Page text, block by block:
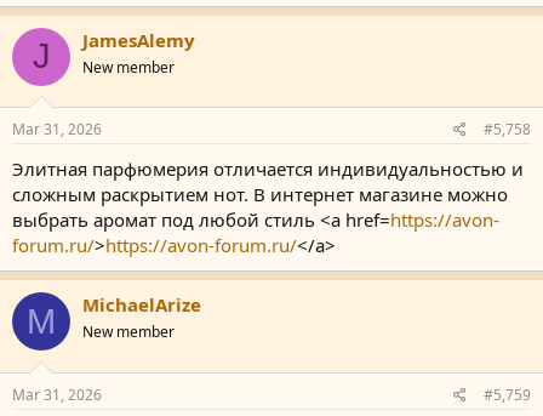
J JamesAlemy
New member
Mar 31, 2026 #5,758
Элитная парфюмерия отличается индивидуальностью и
сложным раскрытием нот. В интернет магазине можно
выбрать аромат под любой стиль <a href=https://avon-
forum.ru/>https://avon-forum.ru/</a>
M MichaelArize
New member
Mar 31, 2026 #5,759